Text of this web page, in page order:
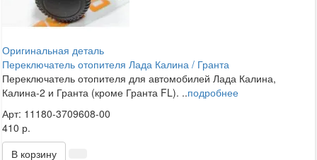
Оригинальная деталь
Переключатель отопителя Лада Калина / Гранта
Переключатель отопителя для автомобилей Лада Калина,
Калина-2 и Гранта (кроме Гранта FL). ..подробнее
Арт: 11180-3709608-00
410 р.
В корзину